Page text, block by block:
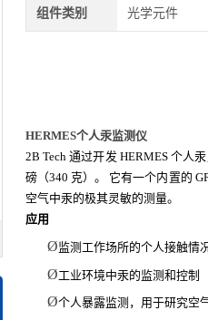
组件类别 光学元件
HERMES个人汞监测仪
2B Tech 通过开发 HERMES 个人
磅（340 克）。 它有一个内置的
空气中汞的极其灵敏的测量。
应用
Ø监测工作场所的个人接触情
Ø工业环境中汞的监测和控制
Ø个人暴露监测，用于研究空